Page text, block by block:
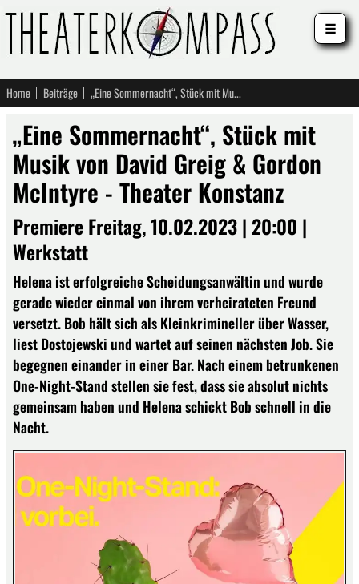
Home Beiträge „Eine Sommernacht“, Stück mit Musik von David Greig & Gordon McIntyre - Theater Konstanz
„Eine Sommernacht“, Stück mit
Musik von David Greig & Gordon
McIntyre - Theater Konstanz
Premiere Freitag, 10.02.2023 | 20:00 |
Werkstatt
Helena ist erfolgreiche Scheidungsanwältin und wurde
gerade wieder einmal von ihrem verheirateten Freund
versetzt. Bob hält sich als Kleinkrimineller über Wasser,
liest Dostojewski und wartet auf seinen nächsten Job. Sie
begegnen einander in einer Bar. Nach einem betrunkenen
One-Night-Stand stellen sie fest, dass sie absolut nichts
gemeinsam haben und Helena schickt Bob schnell in die
Nacht.
☰